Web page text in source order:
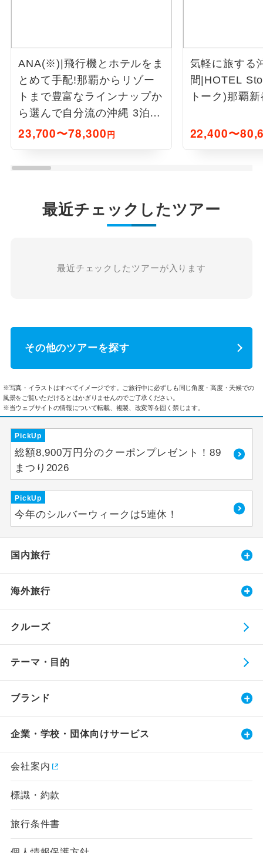
ANA(※)|飛行機とホテルをま
とめて手配!那覇からリゾー
トまで豊富なラインナップか
ら選んで自分流の沖縄 3泊4
日
23,700〜78,300円
気軽に旅する
間|HOTEL
トーク)那覇
22,400〜
最近チェックしたツアー
最近チェックしたツアーが入ります
その他のツアーを探す
※写真・イラストはすべてイメージです。ご旅行中に必ずしも同じ角度・高度・天候での
風景をご覧いただけるとはかぎりませんのでご了承ください。
※当ウェブサイトの情報について転載、複製、改変等を固く禁じます。
PickUp
総額8,900万円分のクーポンプレゼント！89
まつり2026
PickUp
今年のシルバーウィークは5連休！
国内旅行
海外旅行
クルーズ
テーマ・目的
ブランド
企業・学校・団体向けサービス
会社案内
標識・約款
旅行条件書